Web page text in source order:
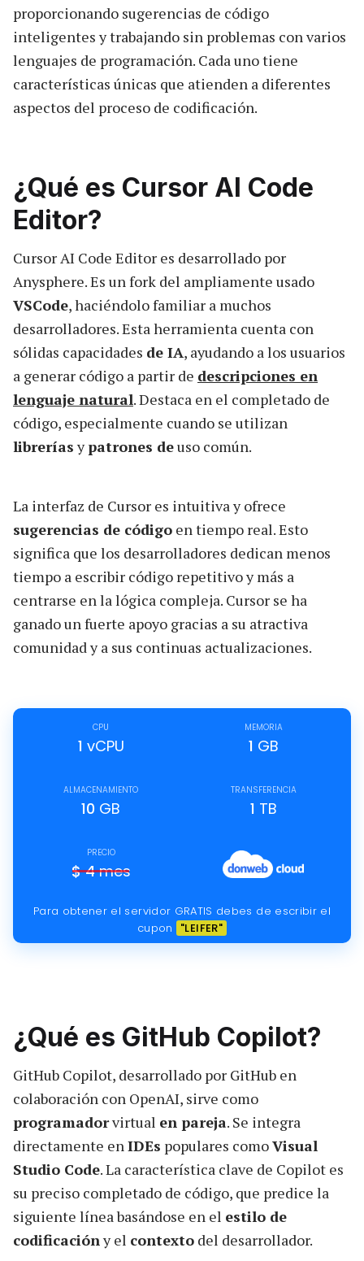
proporcionando sugerencias de código
inteligentes y trabajando sin problemas con varios
lenguajes de programación. Cada uno tiene
características únicas que atienden a diferentes
aspectos del proceso de codificación.
¿Qué es Cursor AI Code
Editor?
Cursor AI Code Editor es desarrollado por
Anysphere. Es un fork del ampliamente usado
VSCode, haciéndolo familiar a muchos
desarrolladores. Esta herramienta cuenta con
sólidas capacidades de IA, ayudando a los usuarios
a generar código a partir de descripciones en
lenguaje natural. Destaca en el completado de
código, especialmente cuando se utilizan
librerías ypatrones deuso común.
La interfaz de Cursor es intuitiva y ofrece
sugerencias de código en tiempo real. Esto
significa que los desarrolladores dedican menos
tiempo a escribir código repetitivo y más a
centrarse en la lógica compleja. Cursor se ha
ganado un fuerte apoyo gracias a su atractiva
comunidad y a sus continuas actualizaciones.
CPU
1 vCPU
MEMORIA
1 GB
ALMACENAMIENTO
10 GB
TRANSFERENCIA
1 TB
PRECIO
$ 4 mes
Para obtener el servidor GRATIS debes de escribir el
cupon
"LEIFER"
¿Qué es GitHub Copilot?
GitHub Copilot, desarrollado por GitHub en
colaboración con OpenAI, sirve como
programadorvirtual en pareja. Se integra
directamente en IDEs populares comoVisual
Studio Code. La característica clave de Copilot es
su preciso completado de código, que predice la
siguiente línea basándose en el estilo de
codificación y el contexto del desarrollador.